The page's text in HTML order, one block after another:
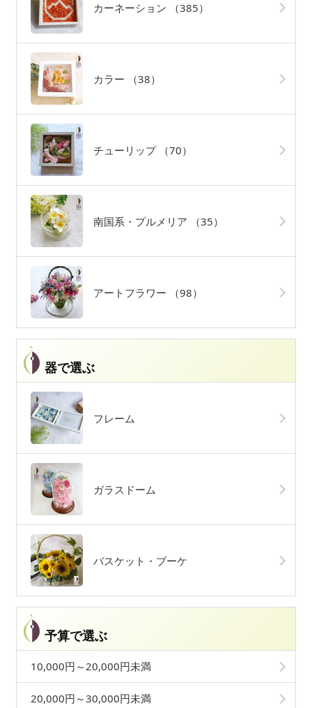
カーネーション （385）
カラー （38）
チューリップ （70）
南国系・プルメリア （35）
アートフラワー （98）
器で選ぶ
フレーム
ガラスドーム
バスケット・ブーケ
予算で選ぶ
10,000円～20,000円未満
20,000円～30,000円未満